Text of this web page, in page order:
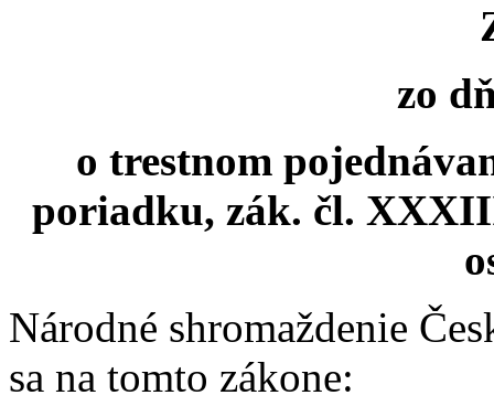
zo
o trestnom
poriadku, zák. čl.
Národné shromaždenie
sa na tomto zákone: